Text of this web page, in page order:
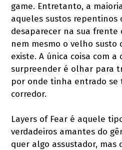
game. Entretanto, a
aqueles sustos repentinos
desaparecer na sua frente
nem mesmo o velho susto
existe. A única coisa com
surpreender é olhar para
por onde tinha entrado se
corredor.
Layers of Fear é aquele
verdadeiros amantes do
quer algo assustador, mas